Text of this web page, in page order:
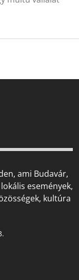
ami Budavár,
események,
kultúra